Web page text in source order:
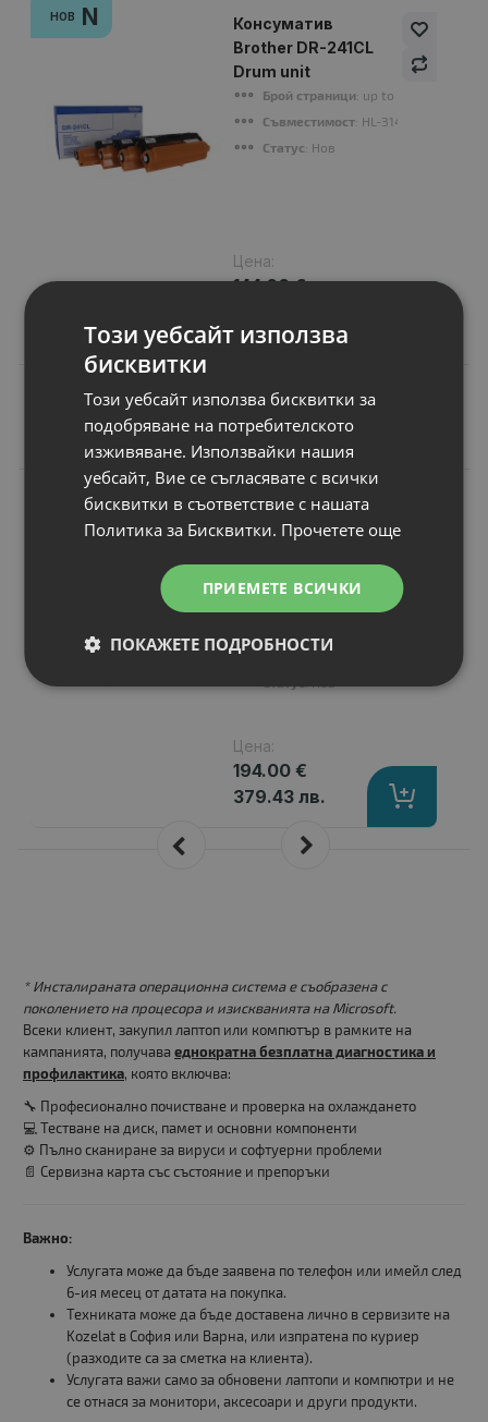
НОВ N
Консуматив
Brother DR-241CL
Drum unit
Брой страници: up to 15000 pages
Съвместимост: HL-3140CW, HL-
Статус: Нов
Цена:
144.00 €
Подобни продукти
N
Консуматив Xerox
Phaser 3320 High
Cartrige
: up to 11000 pages
Цвят: Black
Цена:
194.00 €
379.43 лв.
* Инсталираната операционна система е съобразена с
поколението на процесора и изискванията на Microsoft.
Всеки клиент, закупил лаптоп или компютър в рамките на
кампанията, получава еднократна безплатна диагностика и
профилактика, която включва:
🔧 Професионално почистване и проверка на охлаждането
💻 Тестване на диск, памет и основни компоненти
⚙️ Пълно сканиране за вируси и софтуерни проблеми
📄 Сервизна карта със състояние и препоръки
Важно:
Услугата може да бъде заявена по телефон или имейл след
6-ия месец от датата на покупка.
Техниката може да бъде доставена лично в сервизите на
Kozelat в София или Варна, или изпратена по куриер
(разходите са за сметка на клиента).
Услугата важи само за обновени лаптопи и компютри и не
се отнася за монитори, аксесоари и други продукти.
Този уебсайт използва
бисквитки
Този уебсайт използва бисквитки за
подобряване на потребителското
изживяване. Използвайки нашия
уебсайт, Вие се съгласявате с всички
бисквитки в съответствие с нашата
Политика за Бисквитки. Прочетете още
ПРИЕМЕТЕ ВСИЧКИ
ПОКАЖЕТЕ ПОДРОБНОСТИ